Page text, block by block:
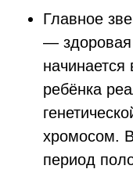
Главное
—
начинается
ребёнка
хромосом.
период